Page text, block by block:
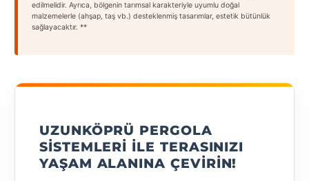
edilmelidir. Ayrıca, bölgenin tarımsal karakteriyle uyumlu doğal
malzemelerle (ahşap, taş vb.) desteklenmiş tasarımlar, estetik bütünlük
sağlayacaktır. **
UZUNKÖPRÜ PERGOLA
SISTEMLERI ILE TERASINIZI
YAŞAM ALANINA ÇEVIRIN!
Adıyaman
Balıkesir
Banja
Luka